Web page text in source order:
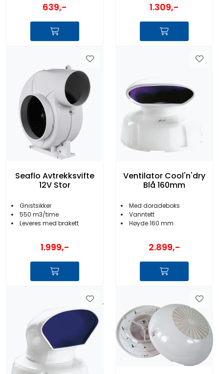
639,- 1.309,-
Seaflo Avtrekksvifte
12V Stor
Gnistsikker
550 m3/time
Leveres med brakett
1.999,-
Ventilator Cool'n'dry
Blå 160mm
Med doradeboks
Vanntett
Høyde 160 mm
2.899,-